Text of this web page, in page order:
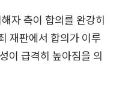
자 측이 합의를 완강히
재판에서 합의가 이루
이 급격히 높아짐을 의